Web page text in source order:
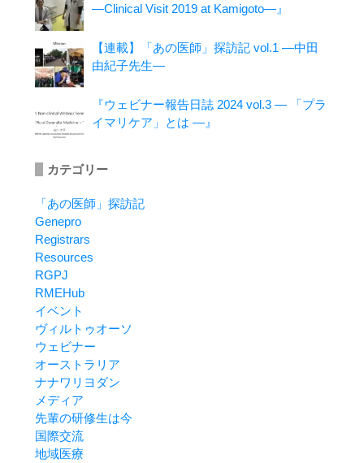
―Clinical Visit 2019 at Kamigoto―』
【連載】「あの医師」探訪記 vol.1 ―中田
由紀子先生―
『ウェビナー報告日誌 2024 vol.3 ― 「プラ
イマリケア」とは ―』
カテゴリー
「あの医師」探訪記
Genepro
Registrars
Resources
RGPJ
RMEHub
イベント
ヴィルトゥオーソ
ウェビナー
オーストラリア
ナナワリヨダン
メディア
先輩の研修生は今
国際交流
地域医療